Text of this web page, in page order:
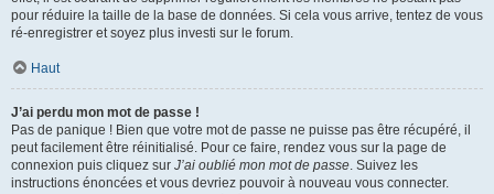
pour réduire la taille de la base de données. Si cela vous arrive, tentez de vous
ré-enregistrer et soyez plus investi sur le forum.
Haut
J’ai perdu mon mot de passe !
Pas de panique ! Bien que votre mot de passe ne puisse pas être récupéré, il
peut facilement être réinitialisé. Pour ce faire, rendez vous sur la page de
connexion puis cliquez sur J’ai oublié mon mot de passe. Suivez les
instructions énoncées et vous devriez pouvoir à nouveau vous connecter.